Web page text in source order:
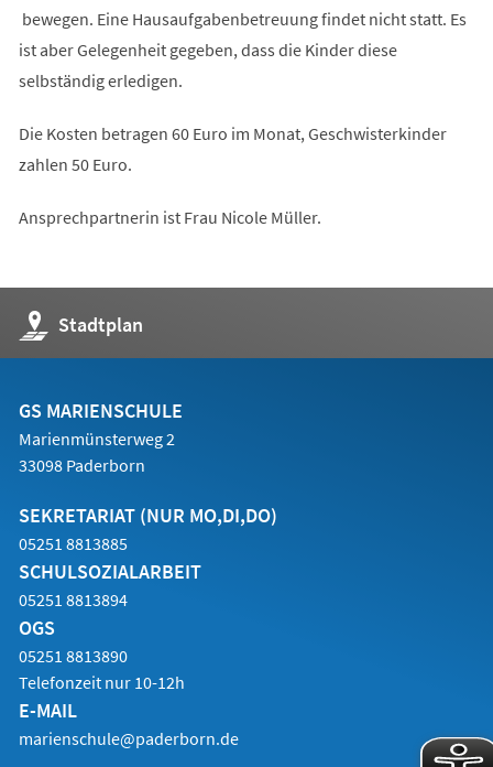
bewegen. Eine Hausaufgabenbetreuung findet nicht statt. Es
ist aber Gelegenheit gegeben, dass die Kinder diese
selbständig erledigen.
Die Kosten betragen 60 Euro im Monat, Geschwisterkinder
zahlen 50 Euro.
Ansprechpartnerin ist Frau Nicole Müller.
Stadtplan
(Öffnet
in
einem
Tab)
GS MARIENSCHULE
Marienmünsterweg 2
33098 Paderborn
SEKRETARIAT (NUR MO,DI,DO)
05251 8813885
SCHULSOZIALARBEIT
05251 8813894
OGS
05251 8813890
Telefonzeit nur 10-12h
E-MAIL
marienschule@paderborn.de